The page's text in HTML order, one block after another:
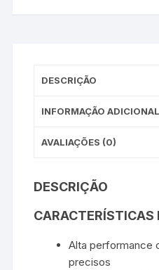
DESCRIÇÃO
INFORMAÇÃO ADICIONAL
AVALIAÇÕES (0)
DESCRIÇÃO
CARACTERÍSTICAS
Alta performance
precisos